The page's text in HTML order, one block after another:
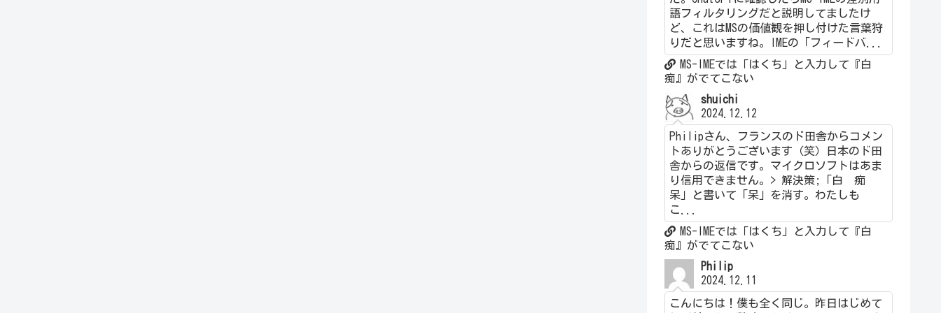
語フィルタリングだと説明してましたけ
ど、これはMSの価値観を押し付けた言葉狩
りだと思いますね。IMEの「フィードバ...
MS-IMEでは「はくち」と入力して『白
痴』がでてこない
shuichi
2024.12.12
Philipさん、フランスのド田舎からコメン
トありがとうございます（笑）日本のド田
舎からの返信です。マイクロソフトはあま
り信用できません。> 解決策;「白 痴
呆」と書いて「呆」を消す。わたしも
こ...
MS-IMEでは「はくち」と入力して『白
痴』がでてこない
Philip
2024.12.11
こんにちは！僕も全く同じ。昨日はじめて